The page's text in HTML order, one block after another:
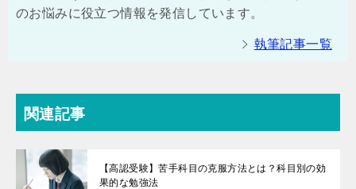
のお悩みに役立つ情報を発信しています。
執筆記事一覧
関連記事
【高認受験】苦手科目の克服方法とは？科目別の効
果的な勉強法